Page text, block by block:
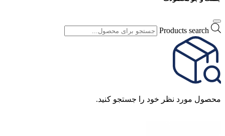
Products search
محصول مورد نظر خود را جستجو کنید.